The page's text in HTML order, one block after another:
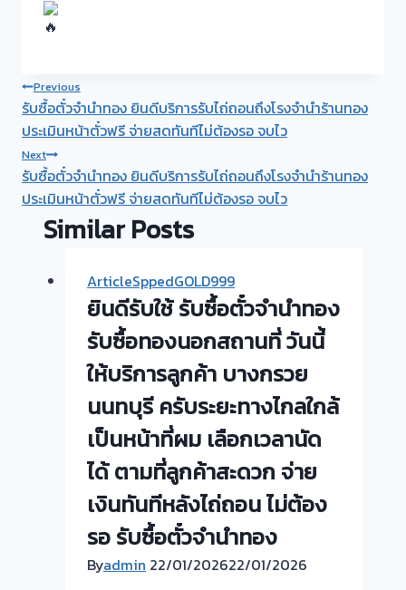
Post
navigation
Previous
รับซื้อตั๋วจำนำทอง ยินดีบริการรับไถ่ถอนถึงโรงจำนำร้านทอง
ประเมินหน้าตั๋วฟรี จ่ายสดทันทีไม่ต้องรอ จบไว
Next
รับซื้อตั๋วจำนำทอง ยินดีบริการรับไถ่ถอนถึงโรงจำนำร้านทอง
ประเมินหน้าตั๋วฟรี จ่ายสดทันทีไม่ต้องรอ จบไว
Similar Posts
ArticleSppedGOLD999
ยินดีรับใช้ รับซื้อตั๋วจำนำทอง
รับซื้อทองนอกสถานที่ วันนี้
ให้บริการลูกค้า บางกรวย
นนทบุรี ครับระยะทางไกลใกล้
เป็นหน้าที่ผม เลือกเวลานัด
ได้ ตามที่ลูกค้าสะดวก จ่าย
เงินทันทีหลังไถ่ถอน ไม่ต้อง
รอ รับซื้อตั๋วจำนำทอง
Byadmin 22/01/202622/01/2026